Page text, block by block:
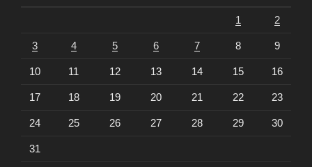
1 2
3 4 5 6 7 8 9
10 11 12 13 14 15 16
17 18 19 20 21 22 23
24 25 26 27 28 29 30
31